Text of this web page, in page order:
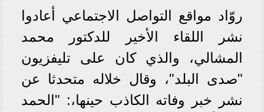
روّاد مواقع التواصل الاجتماعي أعادوا
نشر اللقاء الأخير للدكتور محمد
المشالي، والذي كان على تليفزيون
"صدى البلد"، وقال خلاله متحدثا عن
نشر خبر وفاته الكاذب حينها،: "الحمد